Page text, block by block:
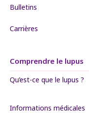
Bulletins
Carrières
Comprendre le lupus
Qu’est-ce que le lupus ?
Informations médicales